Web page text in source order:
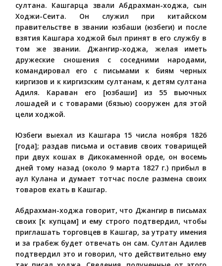
султана. Кашгарца звали Абдрахман-ходжа, сын
Ходжи-Сеита. Он служил при китайском
правительстве в звании юзбаши (юзбеги) и после
взятия Кашгара ходжой был принят в его службу в
том же звании. Джангир-ходжа, желая иметь
дружеские сношения с соседними народами,
командировал его с письмами к биям черных
киргизов и к киргизским султанам, к детям султана
Адиля. Караван его [юзбаши] из 55 вьючных
лошадей и с товарами (бязью) сооружен для этой
цели ходжой.
Юзбеги выехал из Кашгара 15 числа ноября 1826
[года]; раздав письма и оставив своих товарищей
при двух кошах в Дикокаменной орде, он восемь
дней тому назад (около 9 марта 1827 г.) прибыл в
аул Кулана и думает тотчас после размена своих
товаров ехать в Кашгар.
Абдрахман-ходжа говорит, что Джангир в письмах
своих [к купцам] и ему строго подтвердил, чтобы
приглашать торговцев в Кашгар, за утрату имения
и за грабеж будет отвечать он сам. Султан Адилев
подтвердил это и говорил, что действительно ему